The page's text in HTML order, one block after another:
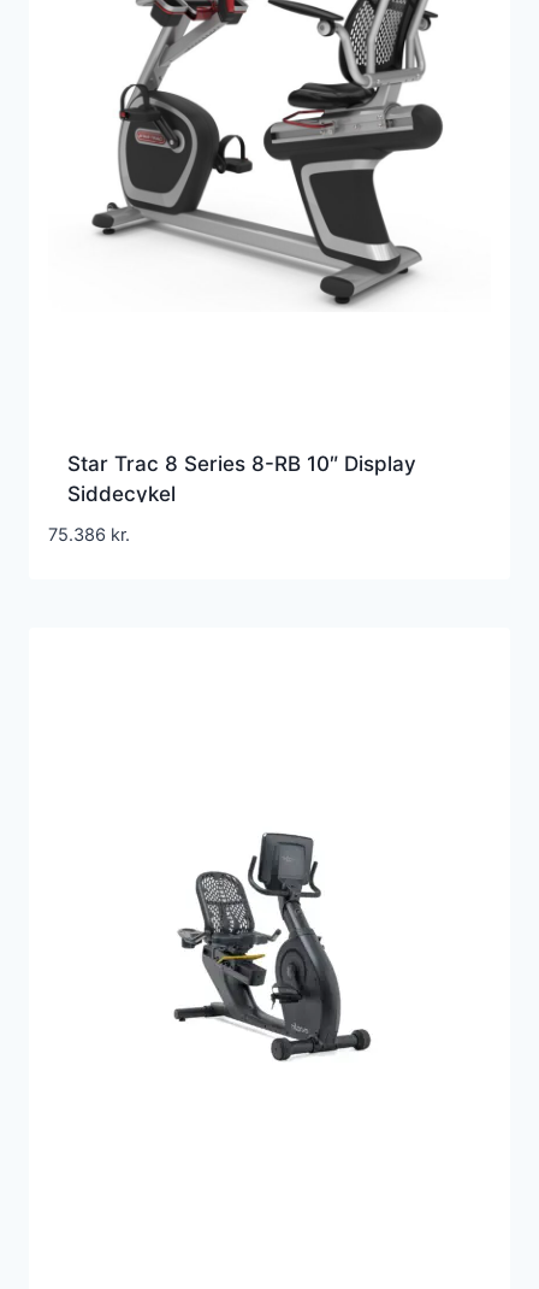
Star Trac 8 Series 8-RB 10″ Display
Siddecykel
75.386 kr.